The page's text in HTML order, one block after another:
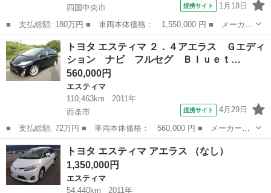
四国中央市
提携サイト 1月18日
■ 支払総額: 180万円 ■ 車両本体価格： 1,550,000 円 ■ メーカー
名： トヨタ ■ 車種名： エスティマ ■ グレード名： アエラ
ス ベリーエディション ■ 排気量： 2400cc ■ ドア枚数： 5D ...
愛媛 四国中央市
トヨタ エスティマ ２．４アエラス Ｇエディ
ション ナビ フルセグ Ｂｌｕｅｔ…
560,000円
エスティマ
110,463km
2011年
西条市
提携サイト 4月29日
■ 支払総額: 72万円 ■ 車両本体価格： 560,000 円 ■ メーカー
名： トヨタ ■ 車種名： エスティマ ■ グレード名： ２．４ア
エラス Ｇエディション ナビ フルセグ Ｂｌｕｅｔｏｏｔｈ バ
ックカメラ 両側...
愛媛 西条市 エスティマ
トヨタ エスティマ アエラス （なし）
1,350,000円
エスティマ
54,440km
2011年